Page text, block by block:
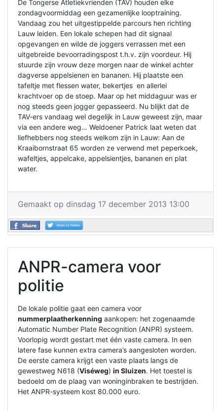
De Tongerse Atletiekvrienden (TAV) houden elke
zondagvoormiddag een gezamenlijke looptraining.
Vandaag zou het uitgestippelde parcours hen richting
Lauw leiden. Een lokale schepen had dit signaal
opgevangen en wilde de joggers verrassen met een
uitgebreide bevoorradingspost t.h.v. zijn voordeur. Hij
stuurde zijn vrouw deze morgen naar de winkel achter
dagverse appelsienen en bananen. Hij plaatste een
tafeltje met flessen water, bekertjes en allerlei
krachtvoer op de stoep. Maar op het middaguur was er
nog steeds geen jogger gepasseerd. Nu blijkt dat de
TAV-ers vandaag wel degelijk in Lauw geweest zijn, maar
via een andere weg… Weldoener Patrick laat weten dat
liefhebbers nog steeds welkom zijn in Lauw: Aan de
Kraaibornstraat 65 worden ze verwend met peperkoek,
wafeltjes, appelcake, appelsientjes, bananen en plat
water.
Gemaakt op dinsdag 17 december 2013 13:00
ANPR-camera voor
politie
De lokale politie gaat een camera voor
nummerplaatherkenning aankopen: het zogenaamde
Automatic Number Plate Recognition (ANPR) systeem.
Voorlopig wordt gestart met één vaste camera. In een
latere fase kunnen extra camera’s aangesloten worden.
De eerste camera krijgt een vaste plaats langs de
gewestweg N618 (Viséweg) in Sluizen. Het toestel is
bedoeld om de plaag van woninginbraken te bestrijden.
Het ANPR-systeem kost 80.000 euro.